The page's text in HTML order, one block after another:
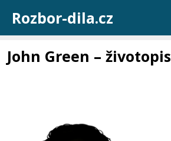
obsah
Rozbor-dila.cz
John Green – životopis